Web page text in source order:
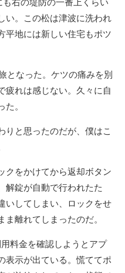
い。この松は津波に洗われ
平地には新しい住宅もポツ
となった。ケツの痛みを別
疲れは感じない。久々に自
。
りと思ったのだが、僕はこ
クをかけてから返却ボタン
解錠が自動で行われたた
いしてしまい、ロックをせ
離れてしまったのだ。
料金を確認しようとアプ
表示が出ている。慌ててポ